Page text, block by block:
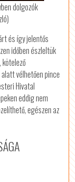
dolgozók
és így jelentős
időben észleltük
vélhetően pince
Hivatal
eddig nem
egészen az